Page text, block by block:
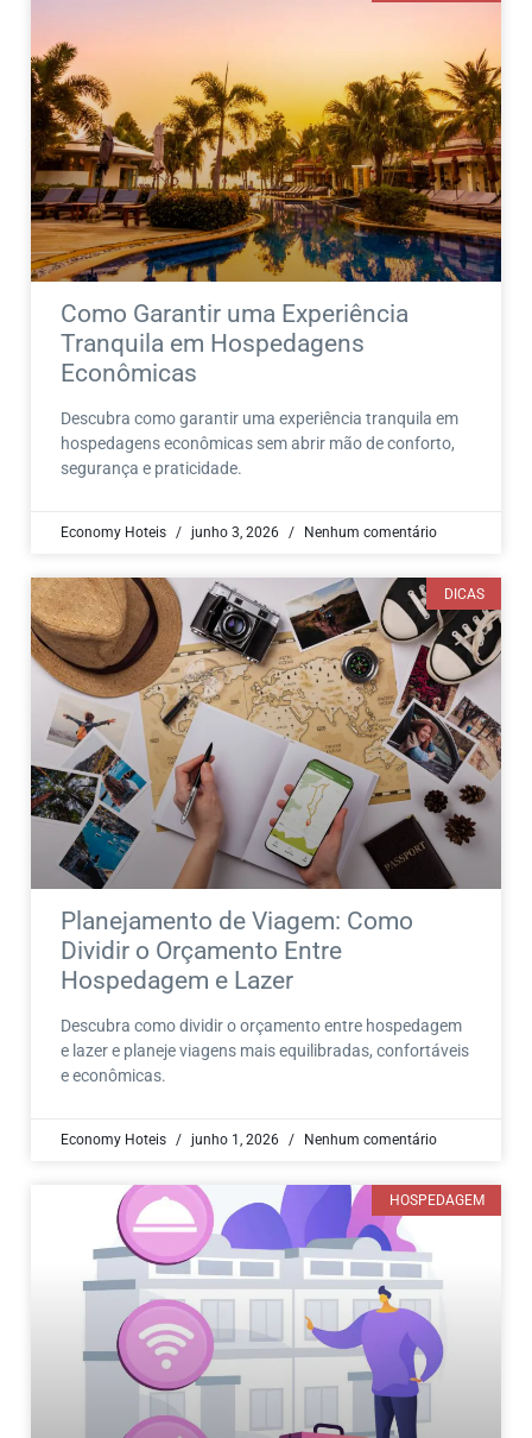
Como Garantir uma Experiência
Tranquila em Hospedagens
Econômicas
Descubra como garantir uma experiência tranquila em
hospedagens econômicas sem abrir mão de conforto,
segurança e praticidade.
Economy Hoteis junho 3, 2026 Nenhum comentário
DICAS
Planejamento de Viagem: Como
Dividir o Orçamento Entre
Hospedagem e Lazer
Descubra como dividir o orçamento entre hospedagem
e lazer e planeje viagens mais equilibradas, confortáveis
e econômicas.
Economy Hoteis junho 1, 2026 Nenhum comentário
HOSPEDAGEM